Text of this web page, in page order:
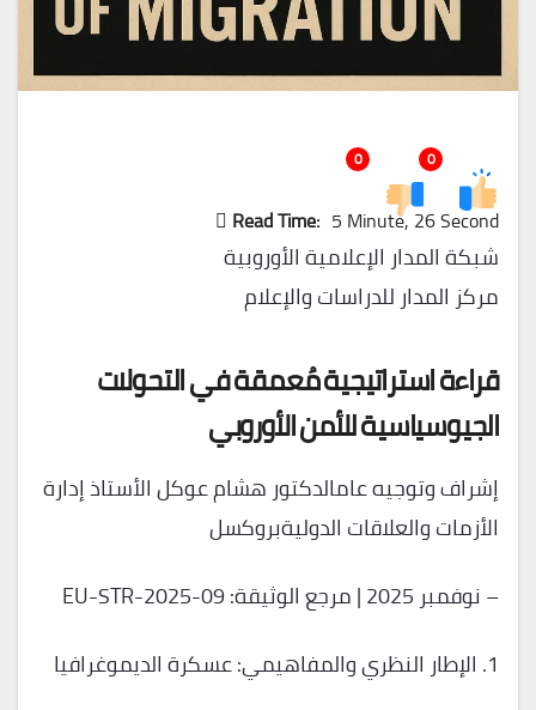
0
0
Read Time: 5 Minute, 26 Second
شبكة المدار الإعلامية الأوروبية
مركز المدار للدراسات والإعلام
قراءة استراتيجية مُعمقة في التحولات
الجيوسياسية للأمن الأوروبي
إشراف وتوجيه عامالدكتور هشام عوكل الأستاذ إدارة
الأزمات والعلاقات الدوليةبروكسل
– نوفمبر 2025 | مرجع الوثيقة: EU-STR-2025-09
1. الإطار النظري والمفاهيمي: عسكرة الديموغرافيا